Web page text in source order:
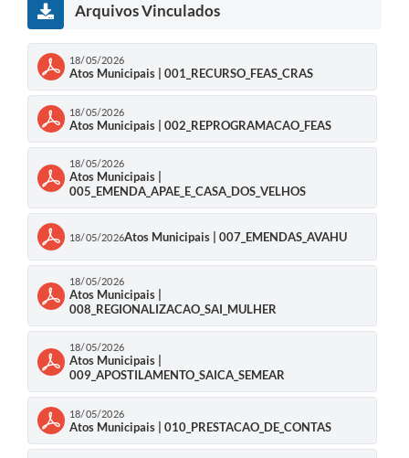
Arquivos Vinculados
18/05/2026
Atos Municipais | 001_RECURSO_FEAS_CRAS
18/05/2026
Atos Municipais | 002_REPROGRAMACAO_FEAS
18/05/2026
Atos Municipais |
005_EMENDA_APAE_E_CASA_DOS_VELHOS
18/05/2026Atos Municipais | 007_EMENDAS_AVAHU
18/05/2026
Atos Municipais |
008_REGIONALIZACAO_SAI_MULHER
18/05/2026
Atos Municipais |
009_APOSTILAMENTO_SAICA_SEMEAR
18/05/2026
Atos Municipais | 010_PRESTACAO_DE_CONTAS